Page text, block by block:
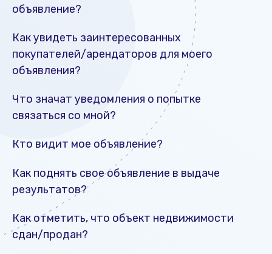
объявление?
Как увидеть заинтересованных
покупателей/арендаторов для моего
объявления?
Что значат уведомления о попытке
связаться со мной?
Кто видит мое объявление?
Как поднять свое объявление в выдаче
результатов?
Как отметить, что объект недвижимости
сдан/продан?